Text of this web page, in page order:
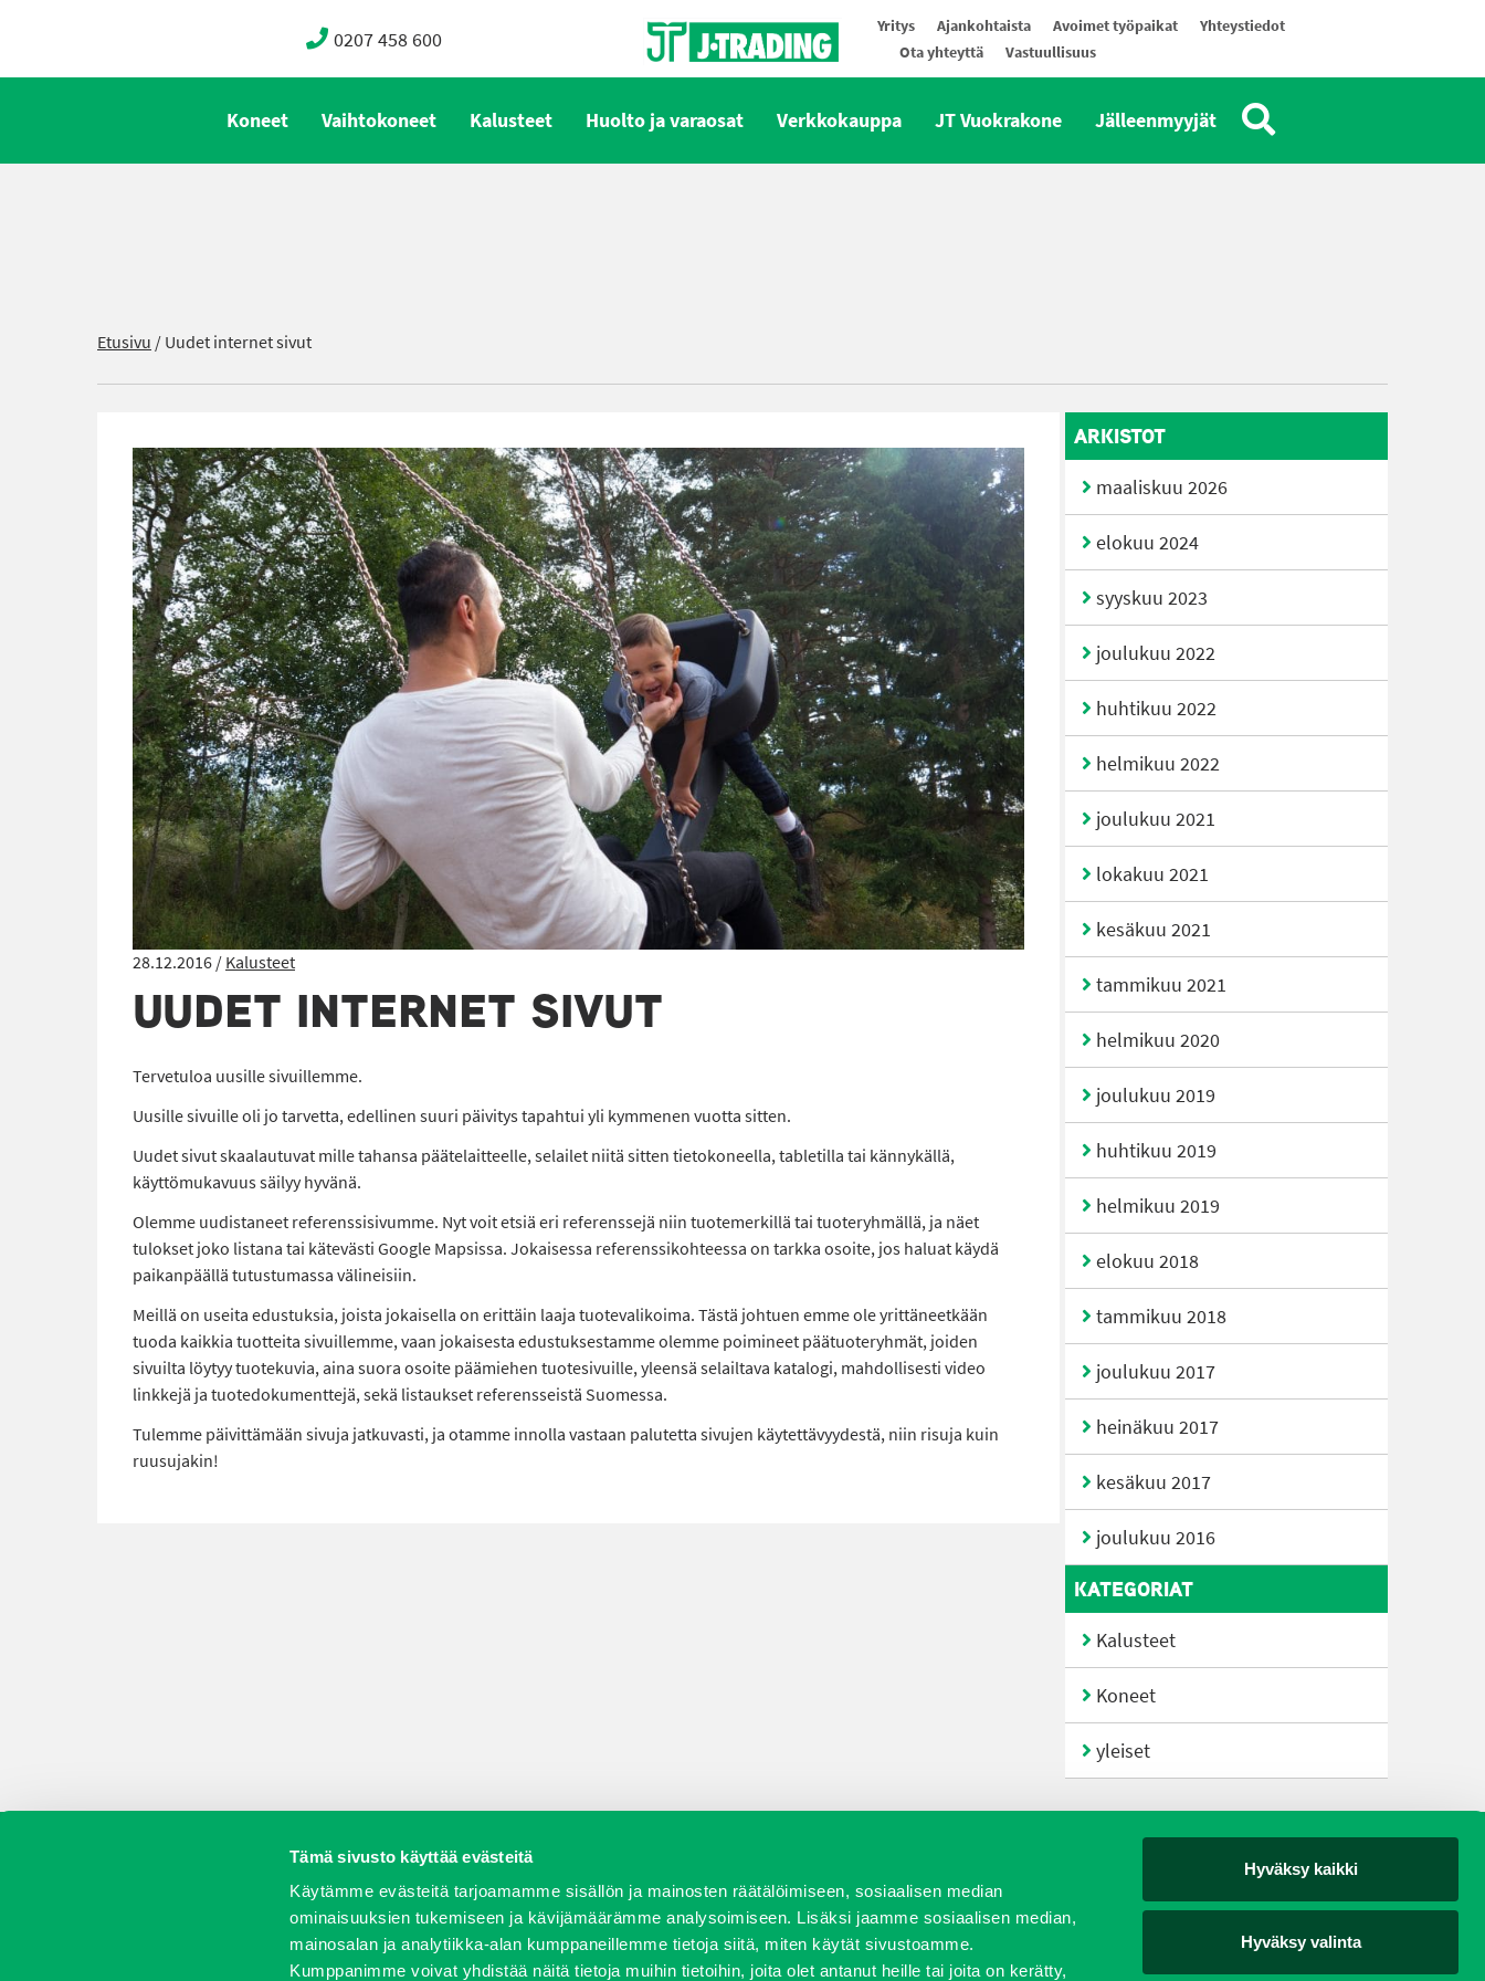
Tämä sivusto käyttää evästeitä
Käytämme evästeitä tarjoamamme sisällön ja mainosten räätälöimiseen, sosiaalisen median
ominaisuuksien tukemiseen ja kävijämäärämme analysoimiseen. Lisäksi jaamme sosiaalisen median,
mainosalan ja analytiikka-alan kumppaneillemme tietoja siitä, miten käytät sivustoamme.
Kumppanimme voivat yhdistää näitä tietoja muihin tietoihin, joita olet antanut heille tai joita on kerätty,
Hyväksy kaikki
Hyväksy valinta
0207 458 600 Yritys Ajankohtaista Avoimet työpaikat
Yhteystiedot
Ota yhteyttä
Vastuullisuus
Koneet Vaihtokoneet Kalusteet Huolto ja varaosat Verkkokauppa JT Vuokrakone Jälleenmyyjät
Etusivu /Uudet internet sivut
28.12.2016 /Kalusteet
UUDET INTERNET SIVUT
Tervetuloa uusille sivuillemme.
Uusille sivuille oli jo tarvetta, edellinen suuri päivitys tapahtui yli kymmenen vuotta sitten.
Uudet sivut skaalautuvat mille tahansa päätelaitteelle, selailet niitä sitten tietokoneella, tabletilla tai kännykällä,
käyttömukavuus säilyy hyvänä.
Olemme uudistaneet referenssisivumme. Nyt voit etsiä eri referenssejä niin tuotemerkillä tai tuoteryhmällä, ja näet
tulokset joko listana tai kätevästi Google Mapsissa. Jokaisessa referenssikohteessa on tarkka osoite, jos haluat käydä
paikanpäällä tutustumassa välineisiin.
Meillä on useita edustuksia, joista jokaisella on erittäin laaja tuotevalikoima. Tästä johtuen emme ole yrittäneetkään
tuoda kaikkia tuotteita sivuillemme, vaan jokaisesta edustuksestamme olemme poimineet päätuoteryhmät, joiden
sivuilta löytyy tuotekuvia, aina suora osoite päämiehen tuotesivuille, yleensä selailtava katalogi, mahdollisesti video
linkkejä ja tuotedokumenttejä, sekä listaukset referensseistä Suomessa.
Tulemme päivittämään sivuja jatkuvasti, ja otamme innolla vastaan palutetta sivujen käytettävyydestä, niin risuja kuin
ruusujakin!
ARKISTOT
maaliskuu 2026
elokuu 2024
syyskuu 2023
joulukuu 2022
huhtikuu 2022
helmikuu 2022
joulukuu 2021
lokakuu 2021
kesäkuu 2021
tammikuu 2021
helmikuu 2020
joulukuu 2019
huhtikuu 2019
helmikuu 2019
elokuu 2018
tammikuu 2018
joulukuu 2017
heinäkuu 2017
kesäkuu 2017
joulukuu 2016
KATEGORIAT
Kalusteet
Koneet
yleiset
Vaihtokoneet Kalusteet Huolto ja varaosat Verkkokauppa JT Vuokrakone Jälleenmyyjät